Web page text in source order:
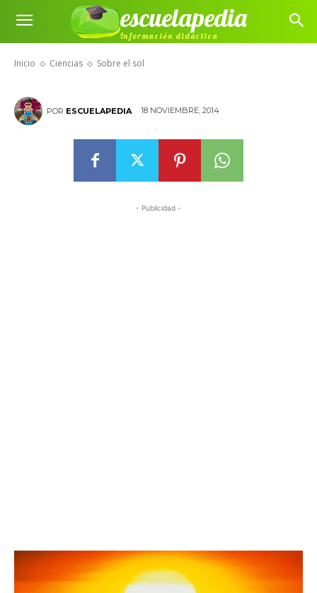
escuelapedia
Información didáctica
Inicio Ciencias Sobre el sol
Sobre el sol
POR ESCUELAPEDIA 18 NOVIEMBRE, 2014
- Publicidad -